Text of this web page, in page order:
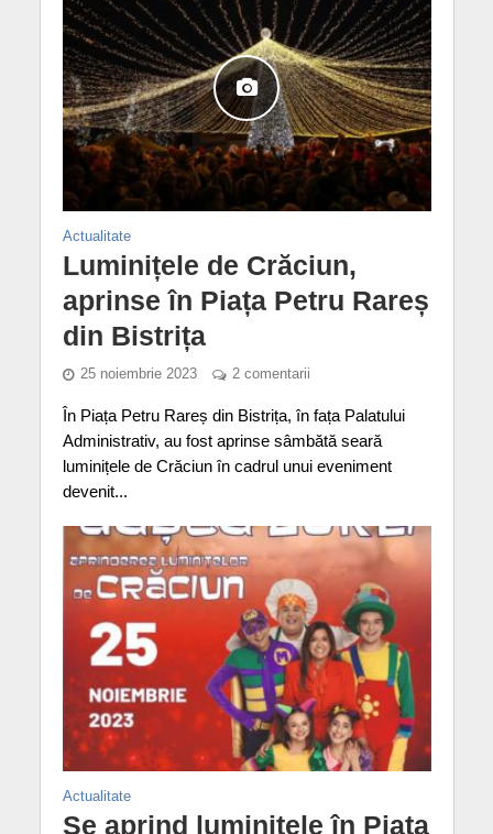
Actualitate
Luminițele de Crăciun,
aprinse în Piața Petru Rareș
din Bistrița
25 noiembrie 2023 2 comentarii
În Piața Petru Rareș din Bistrița, în fața Palatului
Administrativ, au fost aprinse sâmbătă seară
luminițele de Crăciun în cadrul unui eveniment
devenit...
Actualitate
Se aprind luminițele în Piața